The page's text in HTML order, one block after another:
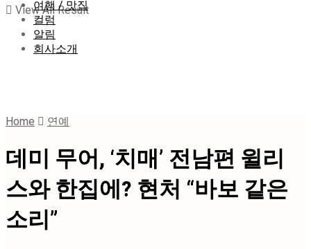
View All Result
여행 / 맛집
컬럼
알림
회사소개
Home 연예
데미 무어, ‘치매’ 전남편 윌리
스와 한집에? 현처 “바보 같은
소리”